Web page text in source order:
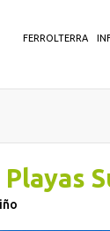
FERROLTERRA